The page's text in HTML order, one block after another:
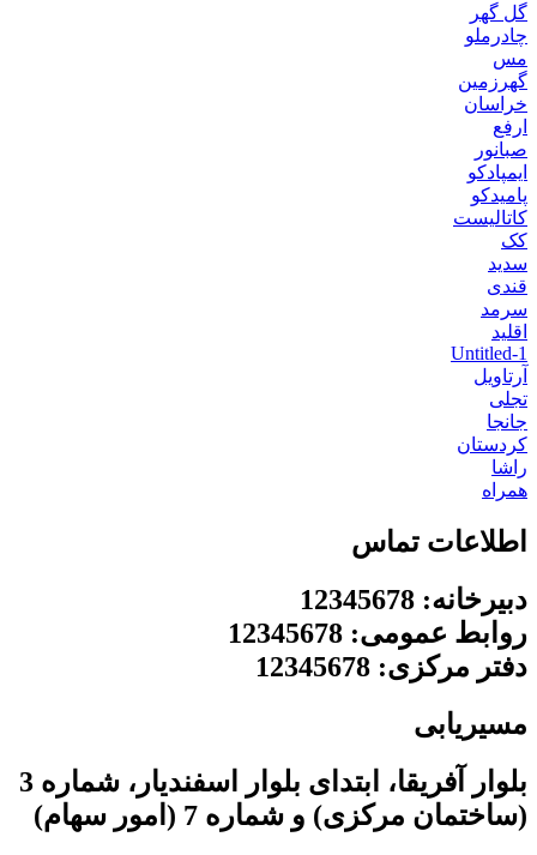
گل گهر
چادرملو
مس
گهرزمین
خراسان
ارفع
صبانور
ایمپادکو
پامیدکو
کاتالیست
کک
سدید
قندی
سرمد
اقلید
Untitled-1
آرتاویل
تجلی
جانجا
کردستان
راشا
همراه
اطلاعات تماس
دبیرخانه: 12345678
روابط عمومی: 12345678
دفتر مرکزی: 12345678
مسیریابی
بلوار آفریقا، ابتدای بلوار اسفندیار، شماره 3
(ساختمان مرکزی) و شماره 7 (امور سهام)